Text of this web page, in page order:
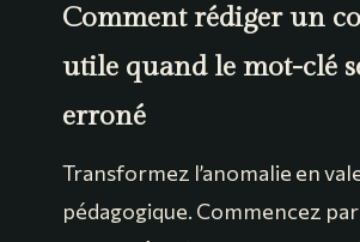
Comment rédiger un
utile quand le mot-clé
erroné
Transformez l’anomalie en
pédagogique. Commencez par